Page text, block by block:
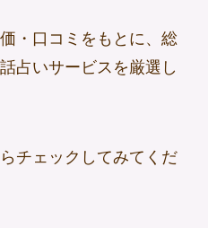
・口コミをもとに、総
占いサービスを厳選し
チェックしてみてくだ